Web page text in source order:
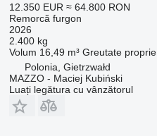
12.350 EUR ≈ 64.800 RON
Remorcă furgon
2026
2.400 kg
Volum 16,49 m³ Greutate proprie
Polonia, Gietrzwałd
MAZZO - Maciej Kubiński
Luați legătura cu vânzătorul